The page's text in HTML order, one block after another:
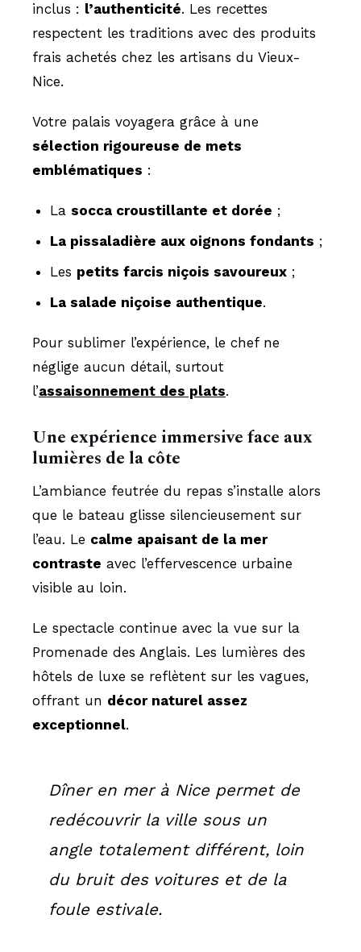
inclus : l’authenticité. Les recettes
respectent les traditions avec des produits
frais achetés chez les artisans du Vieux-
Nice.
Votre palais voyagera grâce à une
sélection rigoureuse de mets
emblématiques :
La socca croustillante et dorée ;
La pissaladière aux oignons fondants ;
Les petits farcis niçois savoureux ;
La salade niçoise authentique.
Pour sublimer l’expérience, le chef ne
néglige aucun détail, surtout
l’assaisonnement des plats.
Une expérience immersive face aux
lumières de la côte
L’ambiance feutrée du repas s’installe alors
que le bateau glisse silencieusement sur
l’eau. Le calme apaisant de la mer
contraste avec l’effervescence urbaine
visible au loin.
Le spectacle continue avec la vue sur la
Promenade des Anglais. Les lumières des
hôtels de luxe se reflètent sur les vagues,
offrant un décor naturel assez
exceptionnel.
Dîner en mer à Nice permet de
redécouvrir la ville sous un
angle totalement différent, loin
du bruit des voitures et de la
foule estivale.